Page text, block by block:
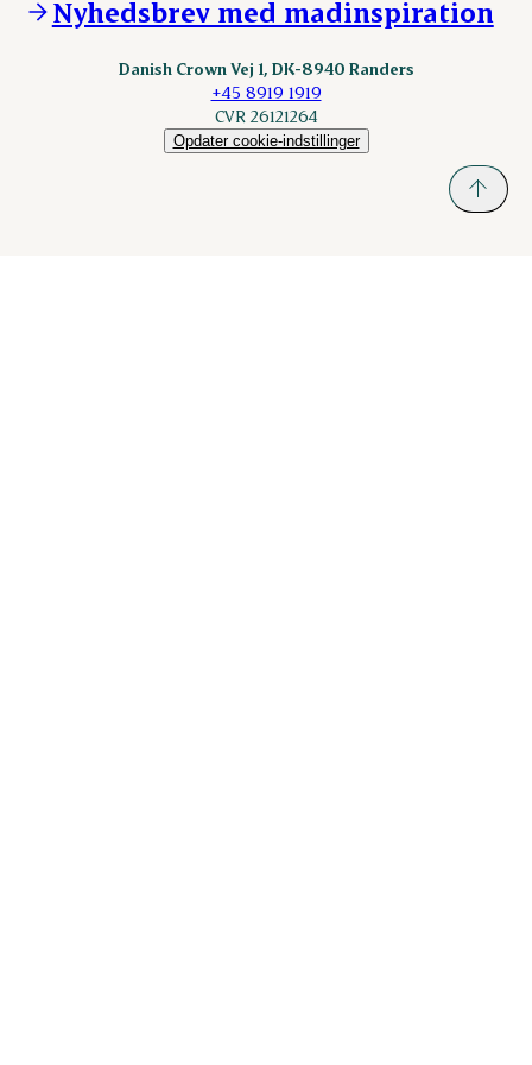
Scanhide.dk
Nyhedsbrev med madinspiration
Danish Crown Vej 1, DK-8940 Randers
+45 8919 1919
CVR 26121264
Opdater cookie-indstillinger